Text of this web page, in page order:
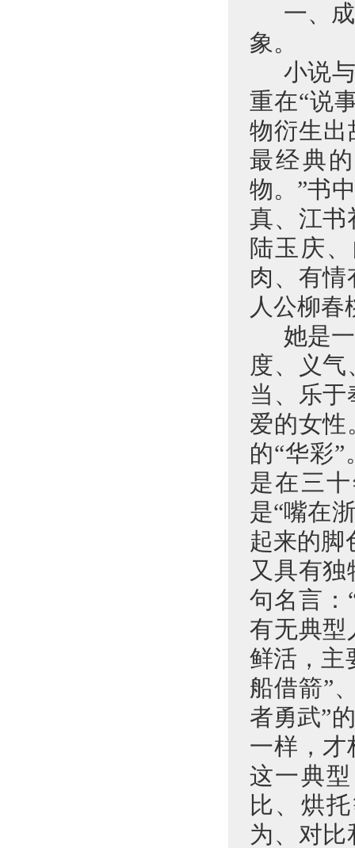
一、
象。
小说
重在“说
物衍生出
最经典
物。”书
真、江书
陆玉庆
肉、有
人公柳春
她是
度、义
当、乐
爱的女性
的“华彩
是在三
是“嘴在
起来的脚
又具有
句名言：
有无典型
鲜活，主
船借箭”
者勇武”
一样，才
这一典
比、烘
为、对